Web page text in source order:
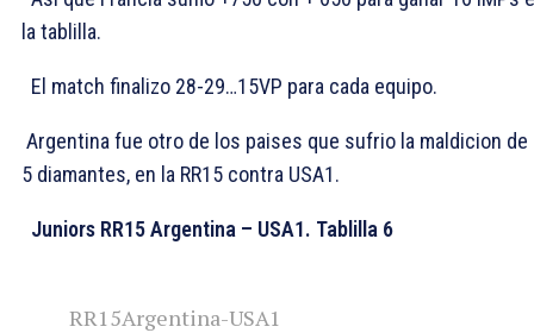
la tablilla.
El match finalizo 28-29…15VP para cada equipo.
Argentina fue otro de los paises que sufrio la maldicion de
5 diamantes, en la RR15 contra USA1.
Juniors RR15 Argentina – USA1. Tablilla 6
RR15Argentina-USA1